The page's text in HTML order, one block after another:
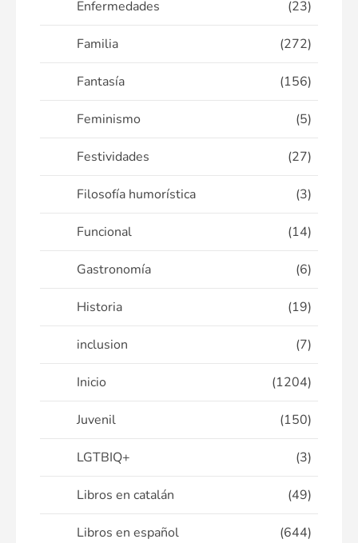
Enfermedades (23)
Familia (272)
Fantasía (156)
Feminismo (5)
Festividades (27)
Filosofía humorística (3)
Funcional (14)
Gastronomía (6)
Historia (19)
inclusion (7)
Inicio (1204)
Juvenil (150)
LGTBIQ+ (3)
Libros en catalán (49)
Libros en español (644)